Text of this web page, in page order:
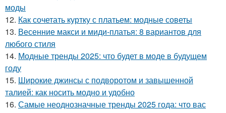
моды
12. Как сочетать куртку с платьем: модные советы
13. Весенние макси и миди-платья: 8 вариантов для
любого стиля
14. Модные тренды 2025: что будет в моде в будущем
году
15. Широкие джинсы с подворотом и завышенной
талией: как носить модно и удобно
16. Самые неоднозначные тренды 2025 года: что вас